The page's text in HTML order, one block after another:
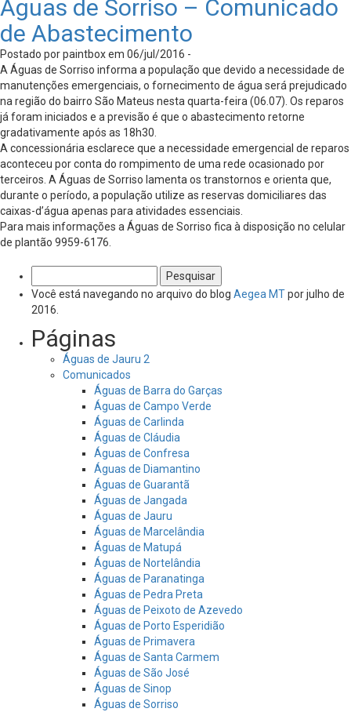
Águas de Sorriso – Comunicado
de Abastecimento
Postado por paintbox em 06/jul/2016 -
A Águas de Sorriso informa a população que devido a necessidade de
manutenções emergenciais, o fornecimento de água será prejudicado
na região do bairro São Mateus nesta quarta-feira (06.07). Os reparos
já foram iniciados e a previsão é que o abastecimento retorne
gradativamente após as 18h30.
A concessionária esclarece que a necessidade emergencial de reparos
aconteceu por conta do rompimento de uma rede ocasionado por
terceiros. A Águas de Sorriso lamenta os transtornos e orienta que,
durante o período, a população utilize as reservas domiciliares das
caixas-d’água apenas para atividades essenciais.
Para mais informações a Águas de Sorriso fica à disposição no celular
de plantão 9959-6176.
por:
Você está navegando no arquivo do blog Aegea MTpor julho de
2016.
Páginas
Águas de Jauru 2
Comunicados
Águas de Barra do Garças
Águas de Campo Verde
Águas de Carlinda
Águas de Cláudia
Águas de Confresa
Águas de Diamantino
Águas de Guarantã
Águas de Jangada
Águas de Jauru
Águas de Marcelândia
Águas de Matupá
Águas de Nortelândia
Águas de Paranatinga
Águas de Pedra Preta
Águas de Peixoto de Azevedo
Águas de Porto Esperidião
Águas de Primavera
Águas de Santa Carmem
Águas de São José
Águas de Sinop
Águas de Sorriso